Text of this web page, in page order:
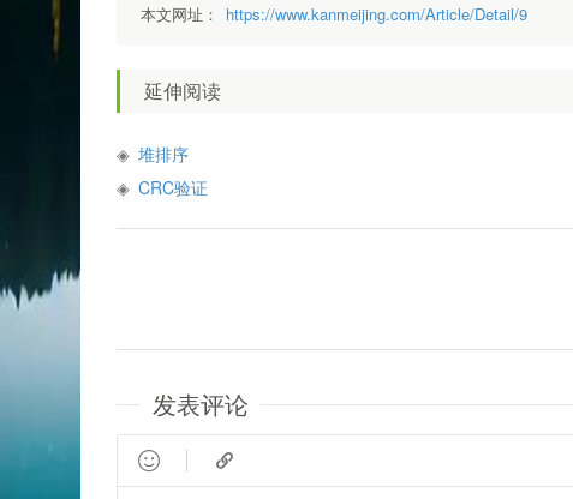
本文网址：
https://www.kanmeijing.com/Article/Detail/9
延伸阅读
堆排序
CRC验证
发表评论
 